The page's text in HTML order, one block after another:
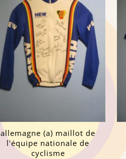
allemagne (a) maillot de
l'équipe nationale de
cyclisme